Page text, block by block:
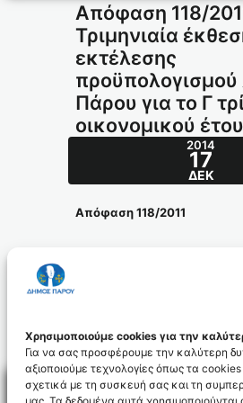
Χρησιμοποιούμε cookies για την
Για να σας προσφέρουμε την καλύτερη
αξιοποιούμε τεχνολογίες όπως τα
σχετικά με τη συσκευή σας και τη
Απόφαση 118/
Τριμηνιαία
εκτέλεσης
Πάρου για το Γ
οικονομικού
2014
17
ΔΕΚ
Απόφαση 118/2011
apofasi_118.2011_id2883